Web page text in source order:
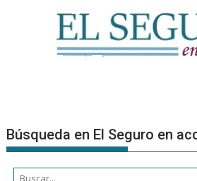
Búsqueda en El Seguro en